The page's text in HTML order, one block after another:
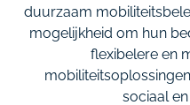
duurzaam
mogelijkheid om hun
flexibelere en
sociaal